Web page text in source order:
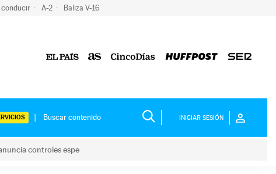
conducir A-2 Baliza V-16
INICIAR SESIÓN
controles espe